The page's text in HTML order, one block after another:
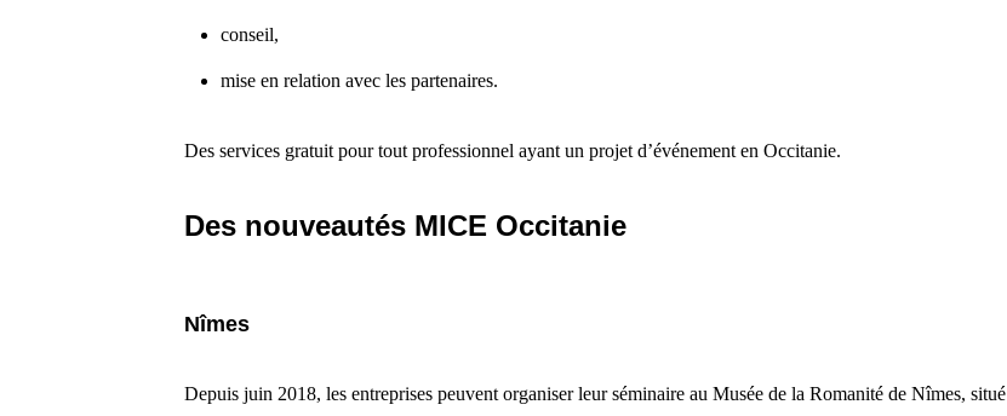
conseil,
mise en relation avec les partenaires.
Des services gratuit pour tout professionnel ayant un projet d’événement en Occitanie.
Des nouveautés MICE Occitanie
Nîmes
Depuis juin 2018, les entreprises peuvent organiser leur séminaire au Musée de la Romanité de Nîmes, situé